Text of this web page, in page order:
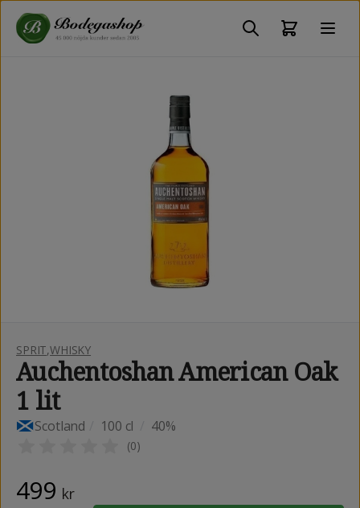
SPRIT,WHISKY
Auchentoshan American Oak
1 lit
Scotland 100 cl 40%
(0)
499 kr